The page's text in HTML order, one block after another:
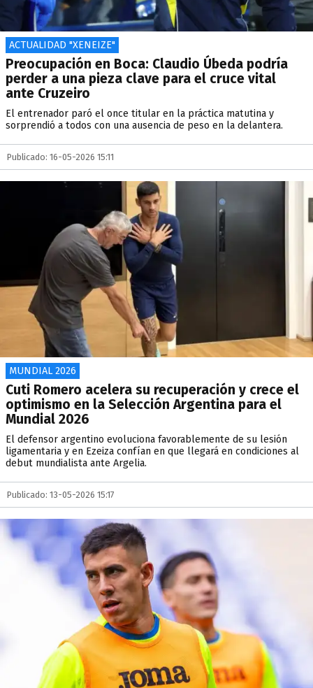
ACTUALIDAD "XENEIZE"
Preocupación en Boca: Claudio Úbeda podría
perder a una pieza clave para el cruce vital
ante Cruzeiro
El entrenador paró el once titular en la práctica matutina y
sorprendió a todos con una ausencia de peso en la delantera.
Publicado: 16-05-2026 15:11
MUNDIAL 2026
Cuti Romero acelera su recuperación y crece el
optimismo en la Selección Argentina para el
Mundial 2026
El defensor argentino evoluciona favorablemente de su lesión
ligamentaria y en Ezeiza confían en que llegará en condiciones al
debut mundialista ante Argelia.
Publicado: 13-05-2026 15:17